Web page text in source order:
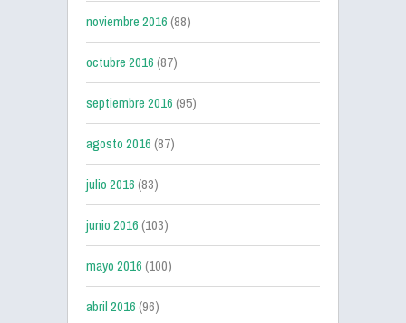
noviembre 2016(88)
octubre 2016(87)
septiembre 2016(95)
agosto 2016(87)
julio 2016(83)
junio 2016(103)
mayo 2016(100)
abril 2016(96)